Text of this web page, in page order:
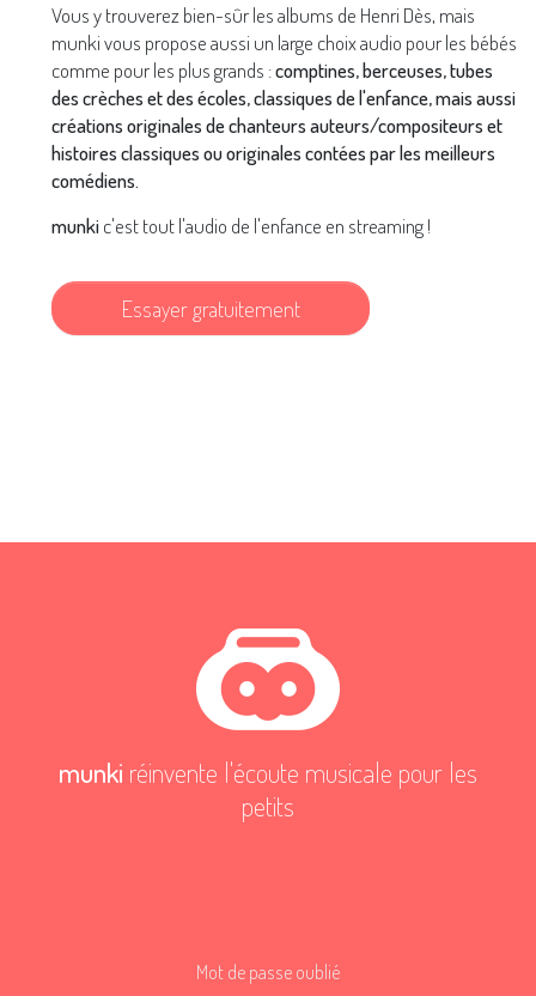
Vous y trouverez bien-sûr les albums de Henri Dès, mais
munki vous propose aussi un large choix audio pour les bébés
comme pour les plus grands :comptines, berceuses, tubes
des crèches et des écoles, classiques de l'enfance, mais aussi
créations originales de chanteurs auteurs/compositeurs et
histoires classiques ou originales contées par les meilleurs
comédiens.
munkic'est tout l'audio de l'enfance en streaming !
Essayer gratuitement
munki réinvente l'écoute musicale pour les
petits
Mot de passe oublié